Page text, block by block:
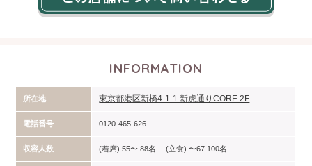
INFORMATION
所在地 東京都港区新橋4-1-1 新虎通りCORE 2F
電話番号 0120-465-626
収容人数 (着席) 55〜 88名 (立食) 〜67 100名